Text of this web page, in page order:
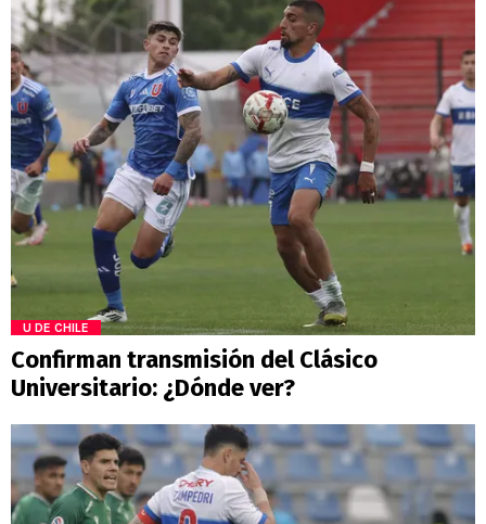
U DE CHILE
Confirman transmisión del Clásico
Universitario: ¿Dónde ver?